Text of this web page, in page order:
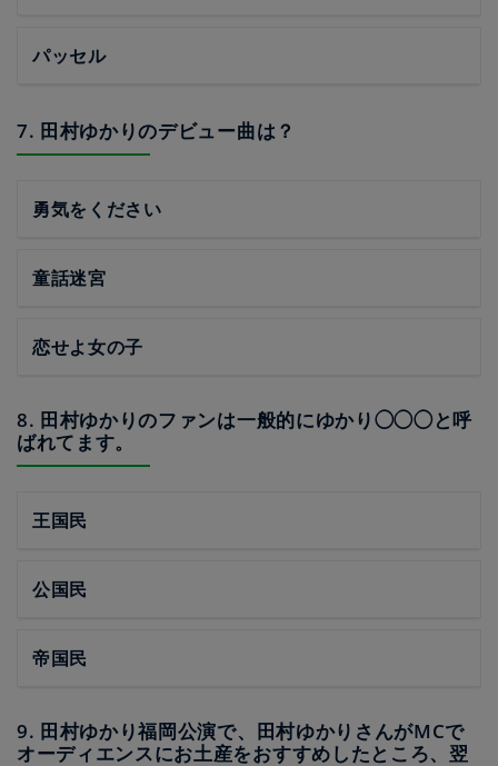
パッセル
7. 田村ゆかりのデビュー曲は？
勇気をください
童話迷宮
恋せよ女の子
8. 田村ゆかりのファンは一般的にゆかり◯◯◯と呼
ばれてます。
王国民
公国民
帝国民
9. 田村ゆかり福岡公演で、田村ゆかりさんがMCで
オーディエンスにお土産をおすすめしたところ、翌